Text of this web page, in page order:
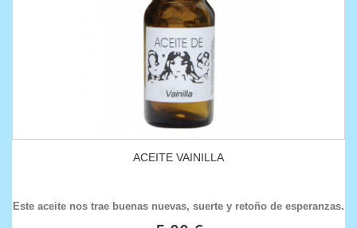
ACEITE VAINILLA
Este aceite nos trae buenas nuevas, suerte y retoño de esperanzas.